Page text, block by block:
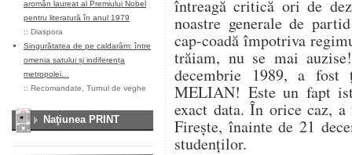
aromân laureat al Premiului Nobel
pentru literatură în anul 1979
:: Diaspora
Singurătatea de pe caldarâm: între
omenia satului și indiferența
metropolei…
:: Recomandate Turnul de veghe
Naţiunea PRINT
întreagă critică ori de
noastre generale de
cap-coadă împotriva
trăiam, nu se mai
decembrie 1989, a fost
MELIAN! Este un fapt
exact data. În orice caz,
Firește, înainte de 21
studenților.